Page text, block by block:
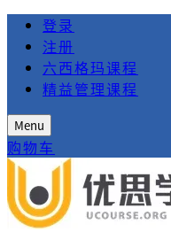
登录
注册
六西格玛课程
精益管理课程
Menu
购物车